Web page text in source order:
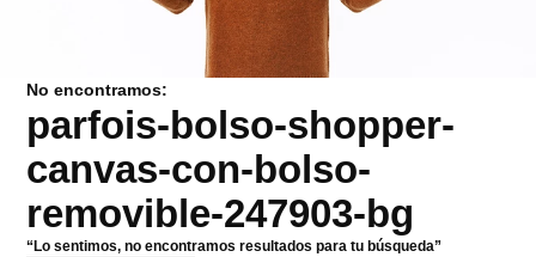
No encontramos:
parfois-bolso-shopper-
canvas-con-bolso-
removible-247903-bg
“Lo sentimos, no encontramos resultados para tu búsqueda”